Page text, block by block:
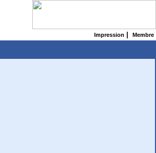
Impression Membre